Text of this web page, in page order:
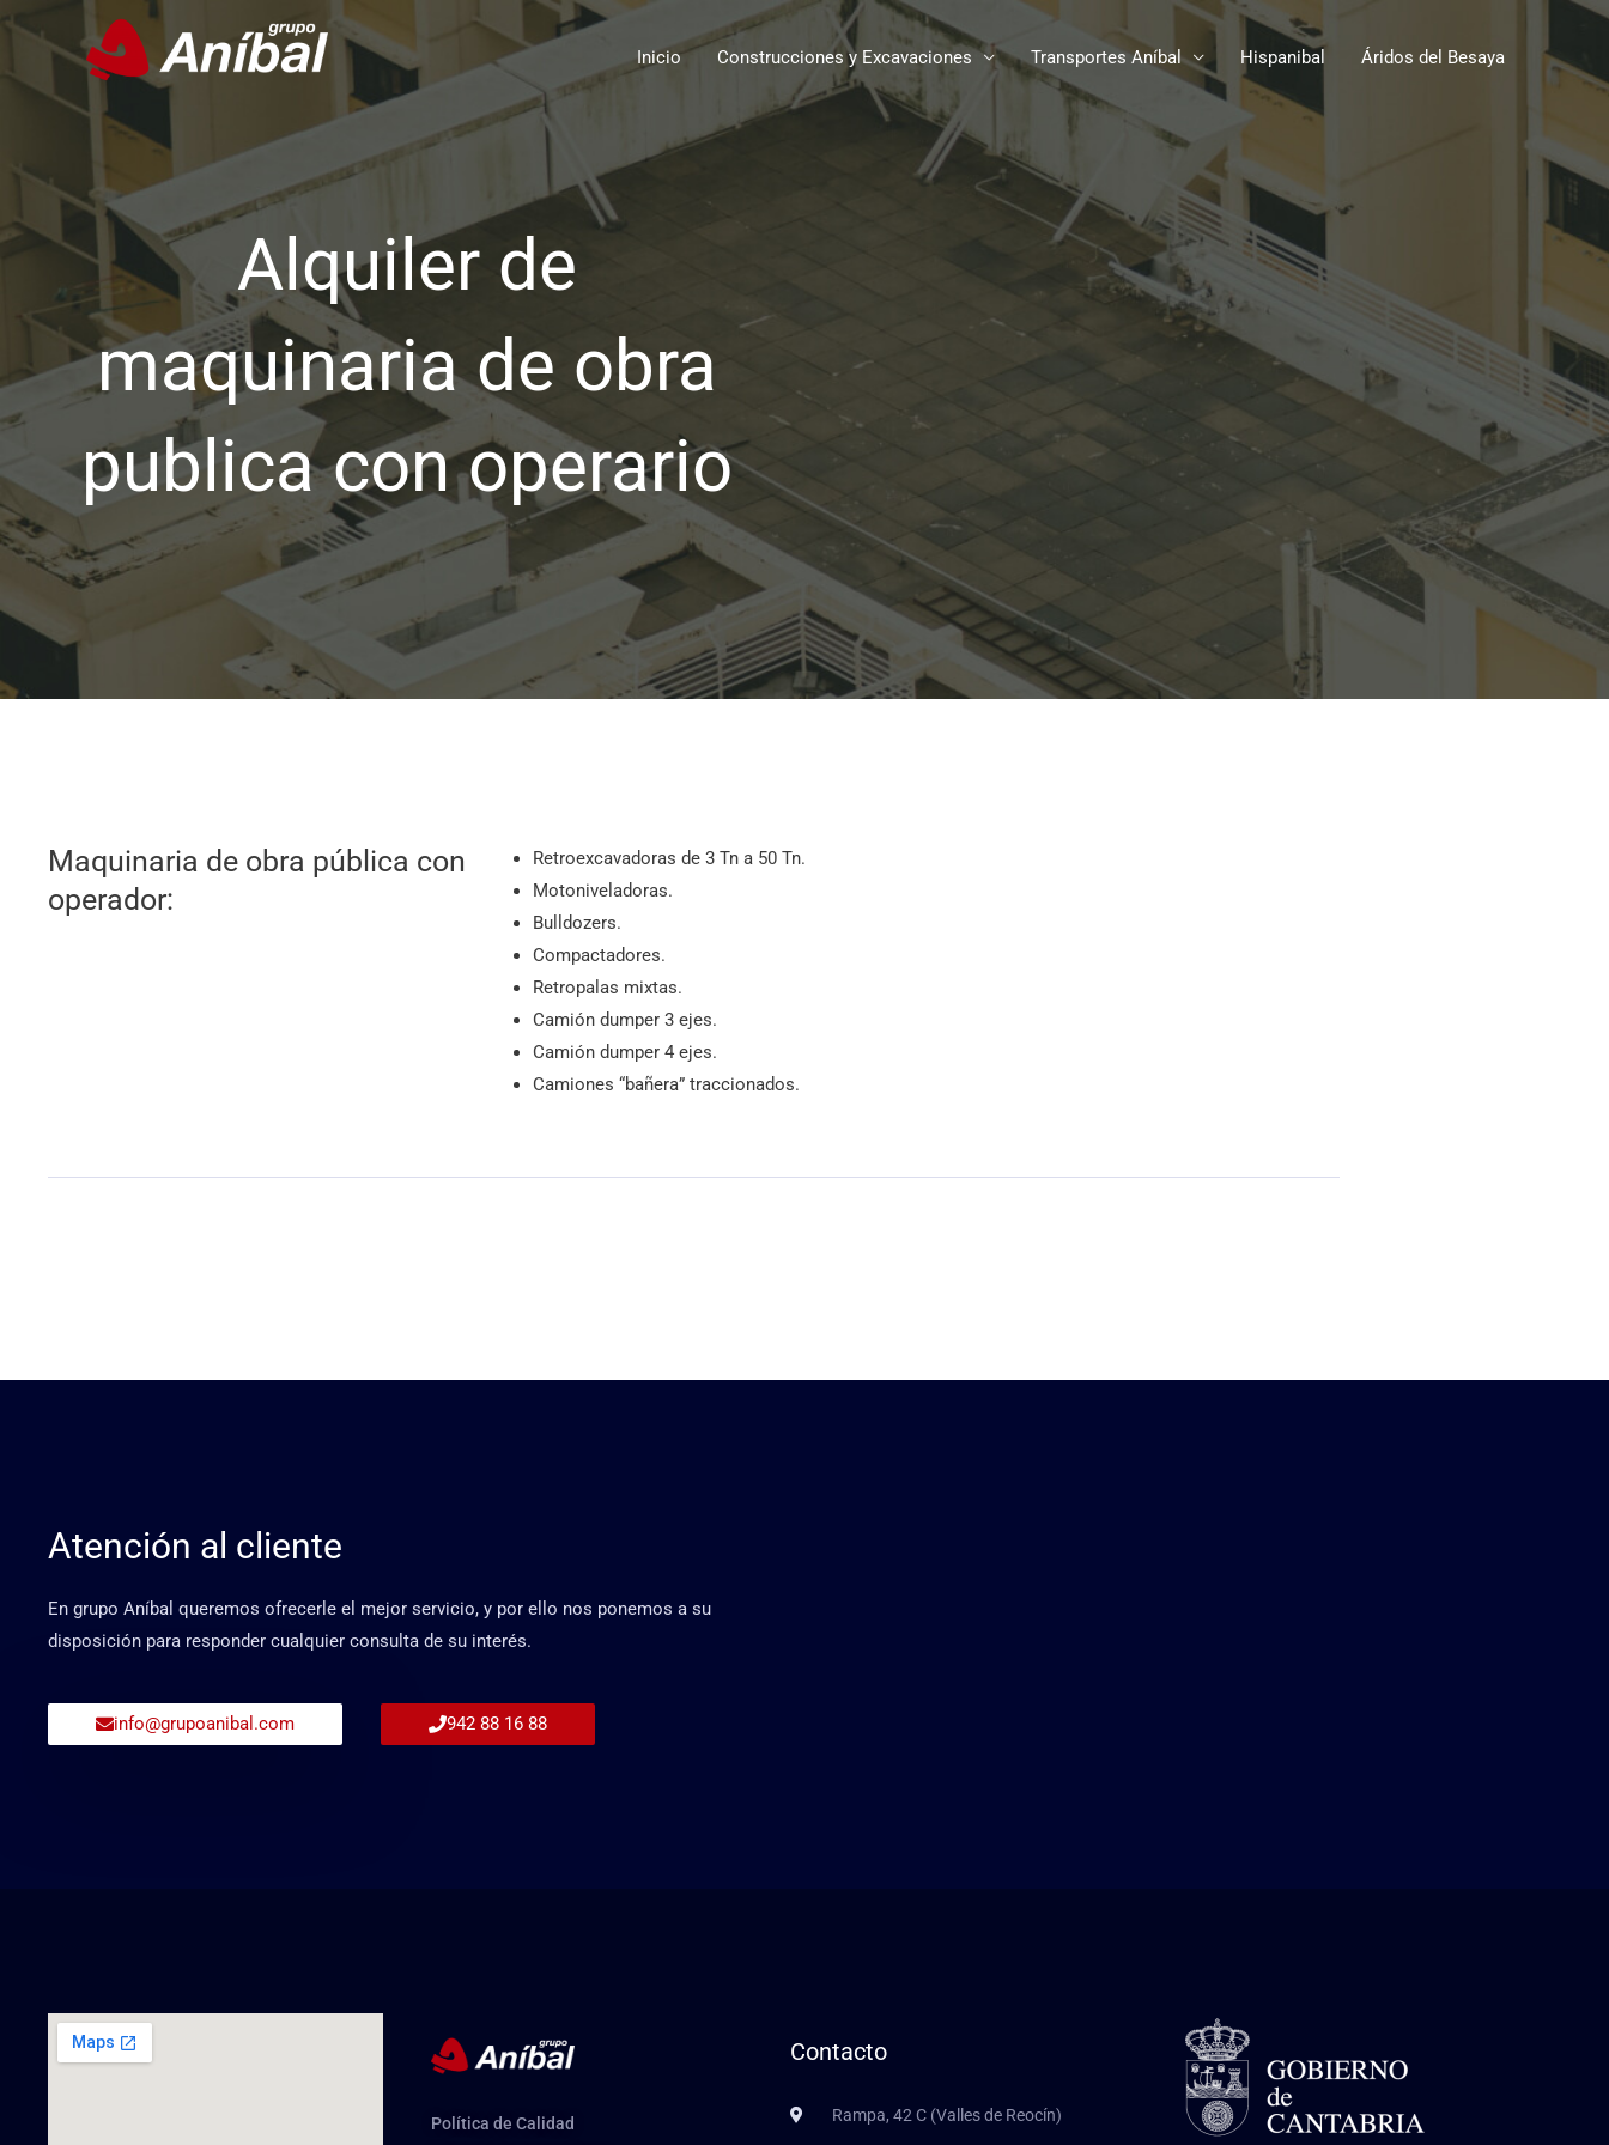
Inicio Construcciones y Excavaciones Transportes Aníbal Hispanibal Áridos del Besaya
Alquiler de
maquinaria de obra
publica con operario
Maquinaria de obra pública con
operador:
Retroexcavadoras de 3 Tn a 50 Tn.
Motoniveladoras.
Bulldozers.
Compactadores.
Retropalas mixtas.
Camión dumper 3 ejes.
Camión dumper 4 ejes.
Camiones “bañera” traccionados.
Atención al cliente
En grupo Aníbal queremos ofrecerle el mejor servicio, y por ello nos ponemos a su
disposición para responder cualquier consulta de su interés.
info@grupoanibal.com 942 88 16 88
Política de Calidad
Contacto
Rampa, 42 C (Valles de Reocín)